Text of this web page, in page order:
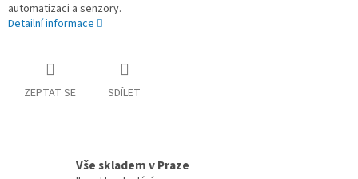
automatizaci a senzory.
Detailní informace
ZEPTAT SE SDÍLET
Vše skladem v Praze